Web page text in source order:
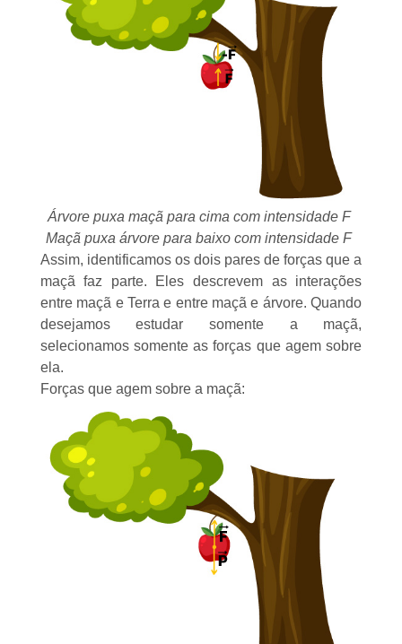
Árvore puxa maçã para cima com intensidade F
Maçã puxa árvore para baixo com intensidade F
Assim, identificamos os dois pares de forças que a
maçã faz parte. Eles descrevem as interações
entre maçã e Terra e entre maçã e árvore. Quando
desejamos estudar somente a maçã,
selecionamos somente as forças que agem sobre
ela.
Forças que agem sobre a maçã: